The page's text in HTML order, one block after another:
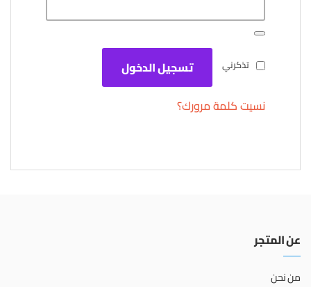
تذكرني
تسجيل الدخول
نسيت كلمة مرورك؟
عن المتجر
من نحن